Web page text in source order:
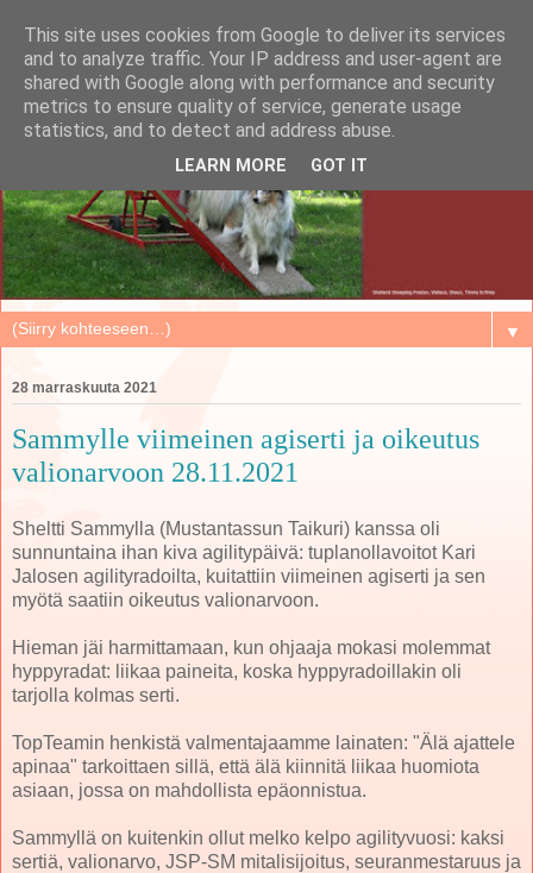
▼
28 marraskuuta 2021
Sammylle viimeinen agiserti ja oikeutus
valionarvoon 28.11.2021
Sheltti Sammylla (Mustantassun Taikuri) kanssa oli
sunnuntaina ihan kiva agilitypäivä: tuplanollavoitot Kari
Jalosen agilityradoilta, kuitattiin viimeinen agiserti ja sen
myötä saatiin oikeutus valionarvoon.
Hieman jäi harmittamaan, kun ohjaaja mokasi molemmat
hyppyradat: liikaa paineita, koska hyppyradoillakin oli
tarjolla kolmas serti.
TopTeamin henkistä valmentajaamme lainaten: "Älä ajattele
apinaa" tarkoittaen sillä, että älä kiinnitä liikaa huomiota
asiaan, jossa on mahdollista epäonnistua.
Sammyllä on kuitenkin ollut melko kelpo agilityvuosi: kaksi
sertiä, valionarvo, JSP-SM mitalisijoitus, seuranmestaruus ja
This site uses cookies from Google to deliver its services
and to analyze traffic. Your IP address and user-agent are
shared with Google along with performance and security
metrics to ensure quality of service, generate usage
statistics, and to detect and address abuse.
LEARN MORE GOT IT